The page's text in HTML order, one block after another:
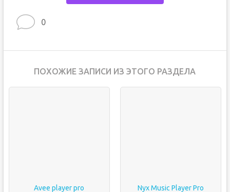
0
ПОХОЖИЕ ЗАПИСИ ИЗ ЭТОГО РАЗДЕЛА
Avee player pro Nyx Music Player Pro